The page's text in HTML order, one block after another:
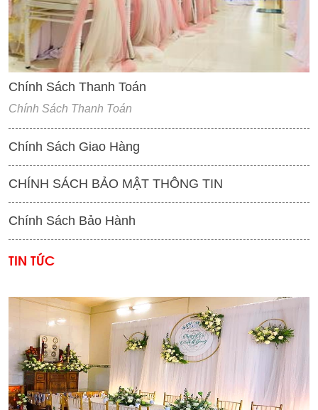
Chính Sách Thanh Toán
Chính Sách Thanh Toán
Chính Sách Giao Hàng
CHÍNH SÁCH BẢO MẬT THÔNG TIN
Chính Sách Bảo Hành
TIN TỨC
'